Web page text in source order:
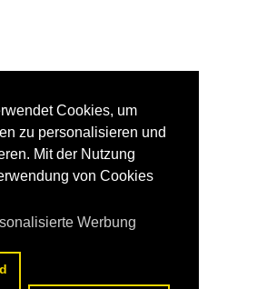
Cookies, um
zu personalisieren und
Mit der Nutzung
von Cookies
Werbung